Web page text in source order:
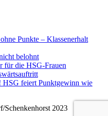
Punkte – Klassenerhalt
belohnt
für die HSG-Frauen
feiert Punktgewinn wie
2023